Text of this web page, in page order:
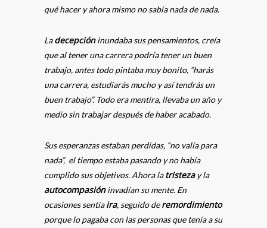
qué hacer y ahora mismo no sabía nada de nada.
Ladecepcióninundaba sus pensamientos, creía
que al tener una carrera podría tener un buen
trabajo, antes todo pintaba muy bonito, “harás
una carrera, estudiarás mucho y así tendrás un
buen trabajo”. Todo era mentira, llevaba un año y
medio sin trabajar después de haber acabado.
Sus esperanzas estaban perdidas, “no valía para
nada”, el tiempo estaba pasando y no había
cumplido sus objetivos. Ahora latristezay la
autocompasióninvadían su mente. En
ocasiones sentíaira, seguido deremordimiento
porque lo pagaba con las personas que tenía a su